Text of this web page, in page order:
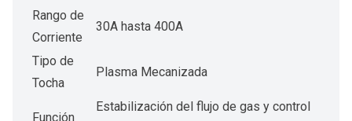
Rango de
Corriente
30A hasta 400A
Tipo de
Tocha
Plasma Mecanizada
Función
Estabilización del flujo de gas y control